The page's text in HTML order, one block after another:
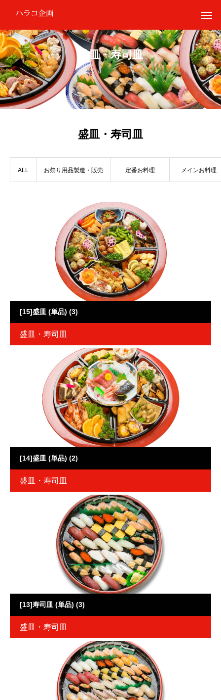
盛皿・寿司皿
盛皿・寿司皿
ALL お祭り用品製造・販売 定番お料理 メインお料理
[15]盛皿 (単品) (3)
盛皿・寿司皿
[14]盛皿 (単品) (2)
盛皿・寿司皿
[13]寿司皿 (単品) (3)
盛皿・寿司皿